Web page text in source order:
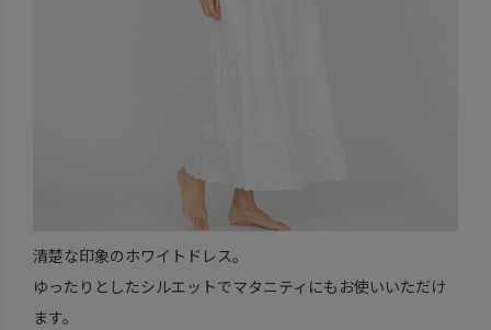
清楚な印象のホワイトドレス。
ゆったりとしたシルエットでマタニティにもお使いいただけ
ます。